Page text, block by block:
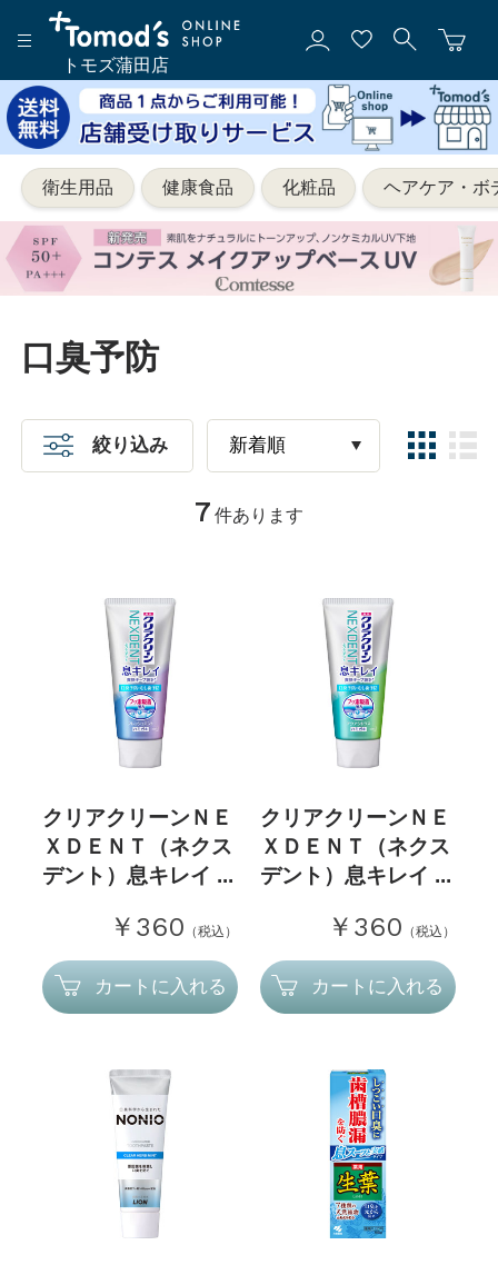
トモズ蒲田店
衛生用品 健康食品 化粧品 ヘアケア・ボ
口臭予防
絞り込み
7 件あります
クリアクリーンＮＥ
ＸＤＥＮＴ（ネクス
デント）息キレイ ...
￥360 （税込）
カートに入れる
クリアクリーンＮＥ
ＸＤＥＮＴ（ネクス
デント）息キレイ ...
￥360 （税込）
カートに入れる